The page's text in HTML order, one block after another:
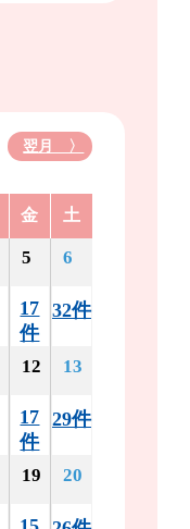
翌月 〉
金 土
5
17
件
6
32件
12
17
件
13
29件
19 20